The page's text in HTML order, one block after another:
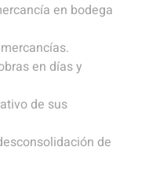
en bodega
en días y
de sus
de